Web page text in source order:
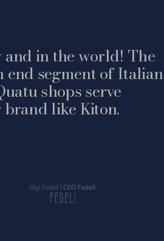
in the world! The
end segment of Italian
shops serve
like Kiton.